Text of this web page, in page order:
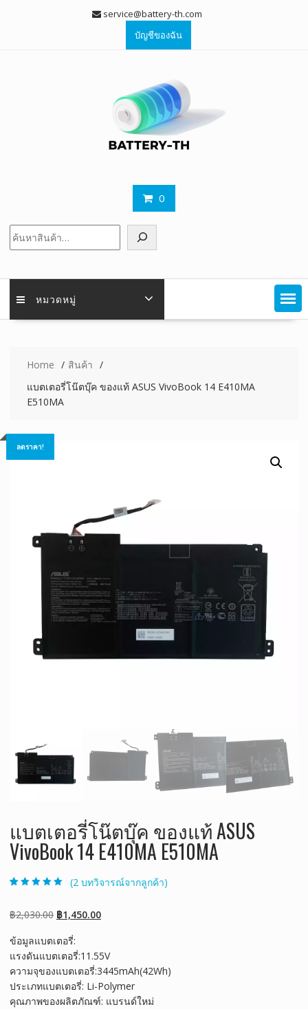
service@battery-th.com
บัญชีของฉัน
0
หมวดหมู่
Home
สินค้า
แบตเตอรี่โน๊ตบุ๊ค ของแท้ ASUS VivoBook 14 E410MA
E510MA
ลดราคา!
แบตเตอรี่โน๊ตบุ๊ค ของแท้ ASUS
VivoBook 14 E410MA E510MA
เต็มบนการให้
คะแนนของ
(2 บทวิจารณ์จากลูกค้า)
฿2,030.00 Original
was:
฿2,030.00.
฿1,450.00Current
฿1,450.00.
ข้อมูลแบตเตอรี่:
แรงดันแบตเตอรี่:11.55V
ความจุของแบตเตอรี่:3445mAh(42Wh)
ประเภทแบตเตอรี่: Li-Polymer
คุณภาพของผลิตภัณฑ์: แบรนด์ใหม่